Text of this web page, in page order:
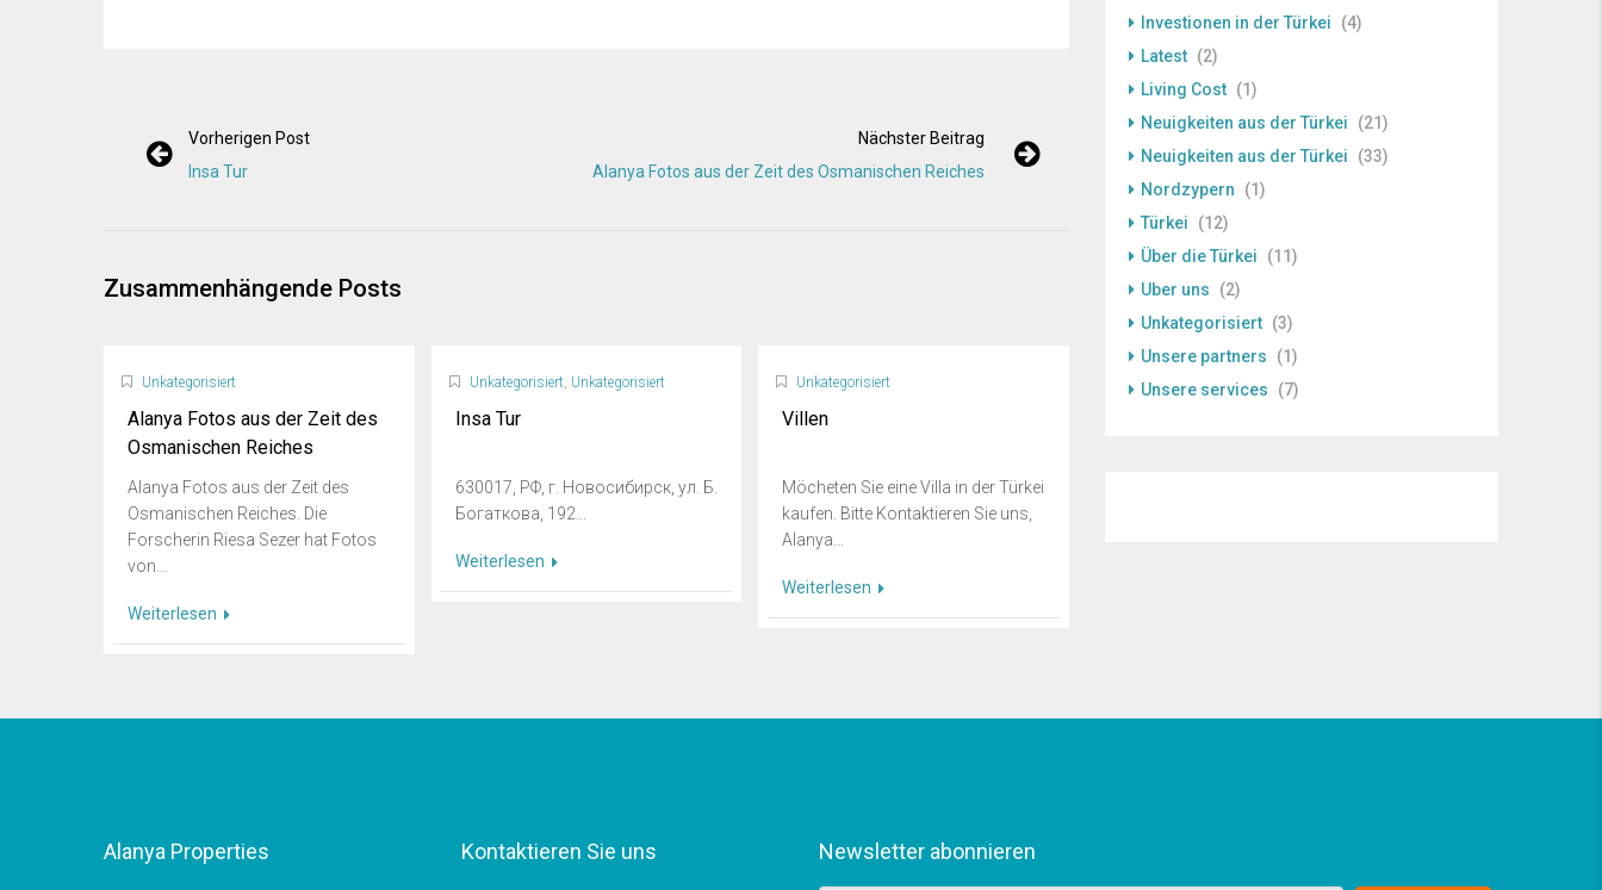
Vorherigen Post
Insa Tur
Nächster Beitrag
Alanya Fotos aus der Zeit des Osmanischen Reiches
Zusammenhängende Posts
Unkategorisiert
Alanya Fotos aus der Zeit des
Osmanischen Reiches
Alanya Fotos aus der Zeit des
Osmanischen Reiches. Die
Forscherin Riesa Sezer hat Fotos
von...
Weiterlesen
Unkategorisiert, Unkategorisiert
Insa Tur
630017, РФ, г. Новосибирск, ул. Б.
Богаткова, 192...
Weiterlesen
Unkategorisiert
Villen
Möcheten Sie eine Villa in der Türkei
kaufen. Bitte Kontaktieren Sie uns,
Alanya...
Weiterlesen
Investionen in der Türkei
(4)
Latest (2)
Living Cost (1)
Neuigkeiten aus der Türkei
(21)
Neuigkeiten aus der Türkei
(33)
Nordzypern
(1)
Türkei
(12)
Über die Türkei
(11)
Uber uns
(2)
Unkategorisiert (3)
Unsere partners
(1)
Unsere services
(7)
Alanya Properties Kontaktieren Sie uns Newsletter abonnieren